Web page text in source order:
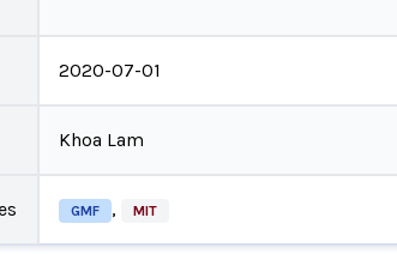
2020-07-01
Khoa Lam
GMF , MIT